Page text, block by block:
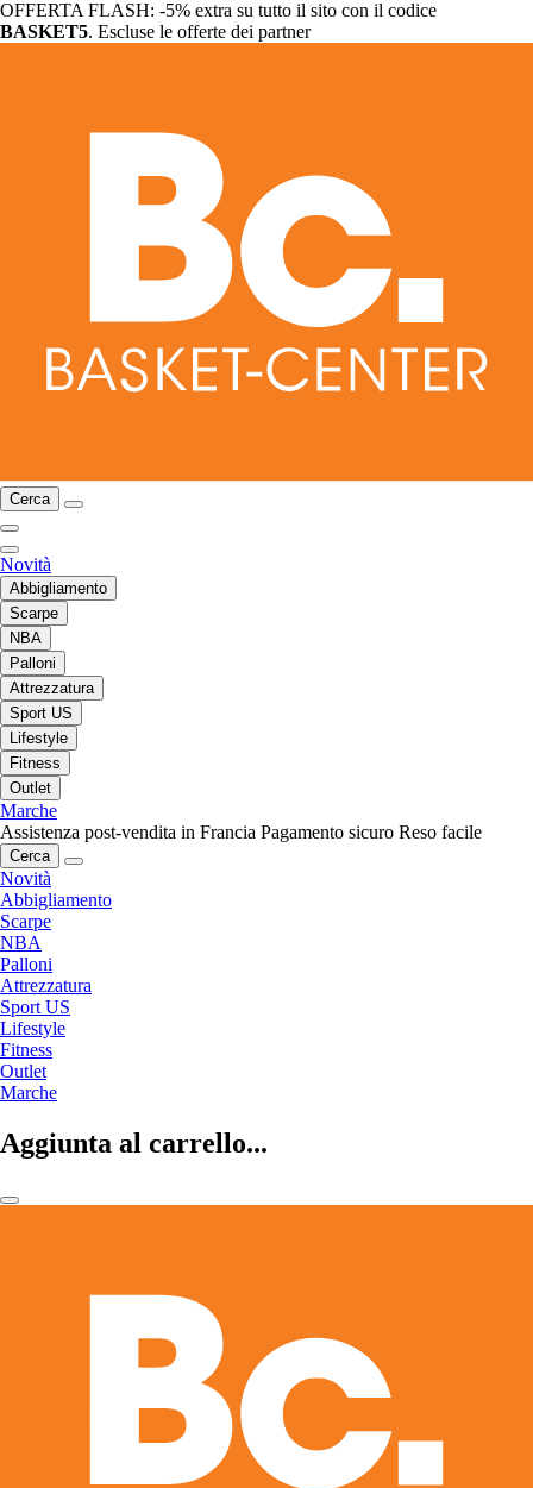
OFFERTA FLASH: -5% extra su tutto il sito con il codice
BASKET5. Escluse le offerte dei partner
Cerca
Novità
Abbigliamento
Scarpe
NBA
Palloni
Attrezzatura
Sport US
Lifestyle
Fitness
Outlet
Marche
Assistenza post-vendita in Francia Pagamento sicuro Reso facile
Cerca
Novità
Abbigliamento
Scarpe
NBA
Palloni
Attrezzatura
Sport US
Lifestyle
Fitness
Outlet
Marche
Aggiunta al carrello...